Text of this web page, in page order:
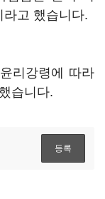
라고 했습니다.
리강령에 따라
습니다.